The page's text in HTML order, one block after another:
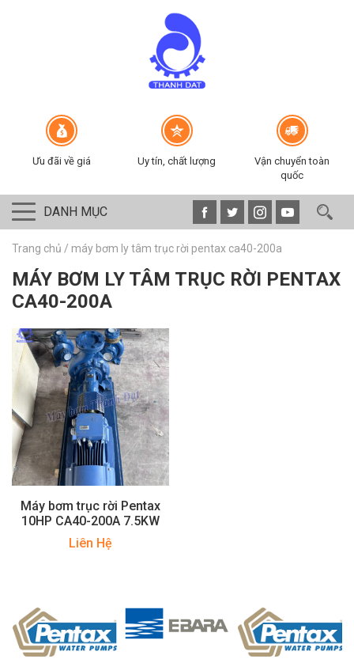
Ưu đãi về giá Uy tín, chất lượng
Vận chuyển toàn
quốc
DANH MỤC
Trang chủ / máy bơm ly tâm trục rời pentax ca40-200a
MÁY BƠM LY TÂM TRỤC RỜI PENTAX
CA40-200A
Máy bơm trục rời Pentax
10HP CA40-200A 7.5KW
Liên Hệ